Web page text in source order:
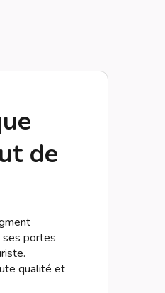
de
ses portes
qualité et